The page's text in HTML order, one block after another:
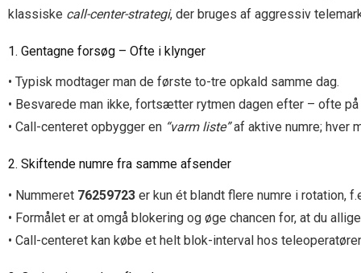
klassiske call-center-strategi, der bruges af aggressiv
1. Gentagne forsøg – Ofte i klynger
• Typisk modtager man de første to-tre opkald samme dag.
• Besvarede man ikke, fortsætter rytmen dagen efter – ofte
• Call-centeret opbygger en “varm liste”af aktive numre; hver
2. Skiftende numre fra samme afsender
• Nummeret 76259723 er kun ét blandt flere numre i rotation,
• Formålet er at omgå blokering og øge chancen for, at du
• Call-centeret kan købe et helt blok-interval hos